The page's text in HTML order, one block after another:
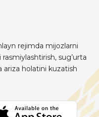
rejimda mijozlarni
rasmiylashtirish, sug’urta
ariza holatini kuzatish